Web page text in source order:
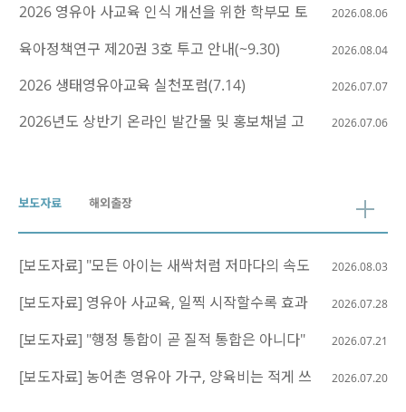
2026 영유아 사교육 인식 개선을 위한 학부모 토
2026.08.06
육아정책연구 제20권 3호 투고 안내(~9.30) 2026.08.04
2026 생태영유아교육 실천포럼(7.14) 2026.07.07
2026년도 상반기 온라인 발간물 및 홍보채널 고
2026.07.06
보도자료
[보도자료] "모든 아이는 새싹처럼 저마다의 속도
2026.08.03
[보도자료] 영유아 사교육, 일찍 시작할수록 효과
2026.07.28
[보도자료] "행정 통합이 곧 질적 통합은 아니다"
2026.07.21
[보도자료] 농어촌 영유아 가구, 양육비는 적게 쓰
2026.07.20
해외출장